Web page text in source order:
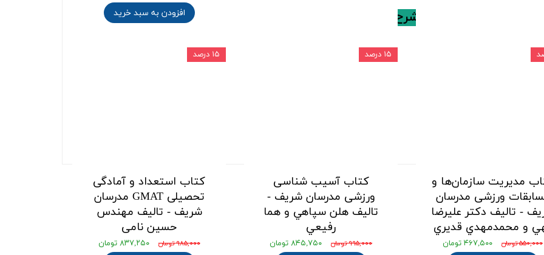
به شرح زیر می باشد : افزودن به سبد خرید
مدیریت سازمان‌ها و
ورزشی مدرسان
- تالیف دكتر عليرضا
و محمدمهدي قديري
۵۵۰,۰۰۰ تومان ۴۶۷,۵۰۰ تومان
کتاب آسیب شناسی
ورزشی مدرسان شریف -
تالیف هلن سپاهي و هما
رفيعي
۹۹۵,۰۰۰ تومان ۸۴۵,۷۵۰ تومان
۱۵ درصد
کتاب استعداد و آمادگی
تحصیلی GMAT مدرسان
شریف - تالیف مهندس
حسین نامی
۹۸۵,۰۰۰ تومان ۸۳۷,۲۵۰ تومان
۱۵ درصد